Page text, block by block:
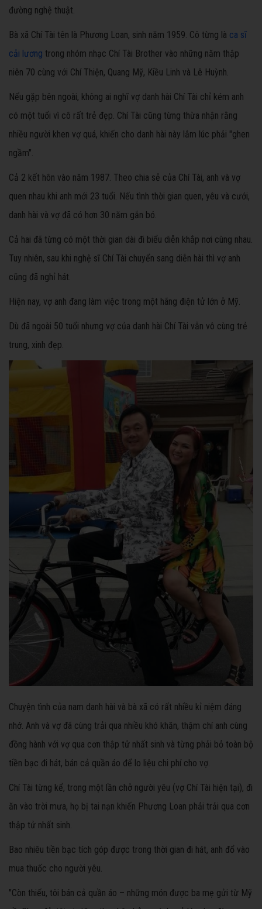
đường nghệ thuật.
Bà xã Chí Tài tên là Phương Loan, sinh năm 1959. Cô từng là ca sĩ
cải lương trong nhóm nhạc Chí Tài Brother vào những năm thập
niên 70 cùng với Chí Thiện, Quang Mỹ, Kiều Linh và Lê Huỳnh.
Nếu gặp bên ngoài, không ai nghĩ vợ danh hài Chí Tài chỉ kém anh
có một tuổi vì cô rất trẻ đẹp. Chí Tài cũng từng thừa nhận rằng
nhiều người khen vợ quá, khiến cho danh hài này lắm lúc phải "ghen
ngầm".
Cả 2 kết hôn vào năm 1987. Theo chia sẻ của Chí Tài, anh và vợ
quen nhau khi anh mới 23 tuổi. Nếu tình thời gian quen, yêu và cưới,
danh hài và vợ đã có hơn 30 năm gắn bó.
Cả hai đã từng có một thời gian dài đi biểu diễn khắp nơi cùng nhau.
Tuy nhiên, sau khi nghệ sĩ Chí Tài chuyển sang diễn hài thì vợ anh
cũng đã nghỉ hát.
Hiện nay, vợ anh đang làm việc trong một hãng điện tử lớn ở Mỹ.
Dù đã ngoài 50 tuổi nhưng vợ của danh hài Chí Tài vẫn vô cùng trẻ
trung, xinh đẹp.
Chuyện tình của nam danh hài và bà xã có rất nhiều kỉ niệm đáng
nhớ. Anh và vợ đã cùng trải qua nhiều khó khăn, thậm chí anh cùng
đồng hành với vợ qua cơn thập tử nhất sinh và từng phải bỏ toàn bộ
tiền bạc đi hát, bán cả quần áo để lo liệu chi phí cho vợ.
Chí Tài từng kể, trong một lần chở người yêu (vợ Chí Tài hiện tại), đi
ăn vào trời mưa, họ bị tai nạn khiến Phương Loan phải trải qua cơn
thập tử nhất sinh.
Bao nhiêu tiền bạc tích góp được trong thời gian đi hát, anh đổ vào
mua thuốc cho người yêu.
"Còn thiếu, tôi bán cả quần áo – những món được ba mẹ gửi từ Mỹ